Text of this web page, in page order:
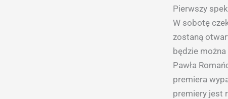
Pierwszy
W sobotę
zostaną
będzie
Pawła
premiera
premiery jest